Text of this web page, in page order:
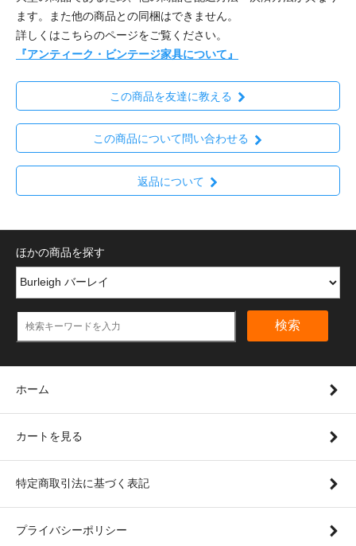
ます。また他の商品との同梱はできません。
詳しくはこちらのページをご覧ください。
『アンティーク・ビンテージ家具について』
この商品を友達に教える
この商品について問い合わせる
返品について
ほかの商品を探す
検索
ホーム
カートを見る
特定商取引法に基づく表記
プライバシーポリシー